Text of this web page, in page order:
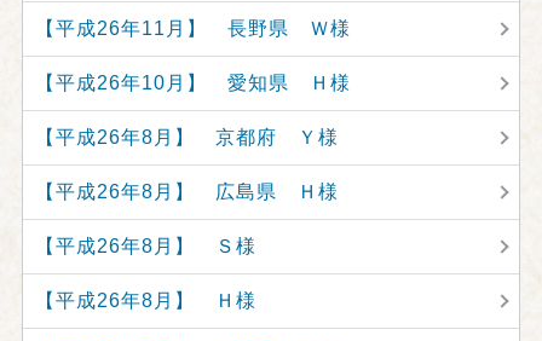
【平成26年11月】 長野県 Ｗ様
【平成26年10月】 愛知県 Ｈ様
【平成26年8月】 京都府 Ｙ様
【平成26年8月】 広島県 Ｈ様
【平成26年8月】 Ｓ様
【平成26年8月】 Ｈ様